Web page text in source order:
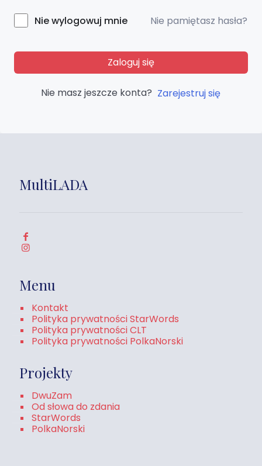
Nie wylogowuj mnie Nie pamiętasz hasła?
Zaloguj się
Nie masz jeszcze konta? Zarejestruj się
MultiLADA
Menu
Kontakt
Polityka prywatności StarWords
Polityka prywatności CLT
Polityka prywatności PolkaNorski
Projekty
DwuZam
Od słowa do zdania
StarWords
PolkaNorski